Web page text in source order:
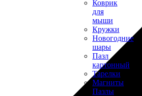
Коврик
для
мыши
Кружки
Новогодние
шары
Пазл
картонный
Тарелки
Магниты
Пазлы